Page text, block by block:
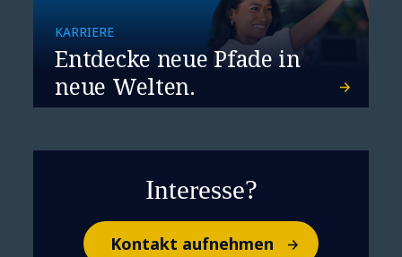
KARRIERE
Entdecke neue Pfade in
neue Welten.
Interesse?
Kontakt aufnehmen